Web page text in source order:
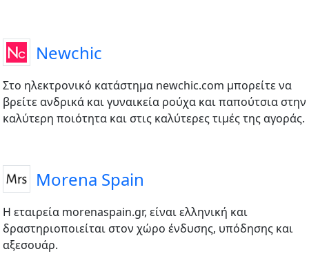
Newchic
Στο ηλεκτρονικό κατάστημα newchic.com μπορείτε να
βρείτε ανδρικά και γυναικεία ρούχα και παπούτσια στην
καλύτερη ποιότητα και στις καλύτερες τιμές της αγοράς.
Morena Spain
Η εταιρεία morenaspain.gr, είναι ελληνική και
δραστηριοποιείται στον χώρο ένδυσης, υπόδησης και
αξεσουάρ.